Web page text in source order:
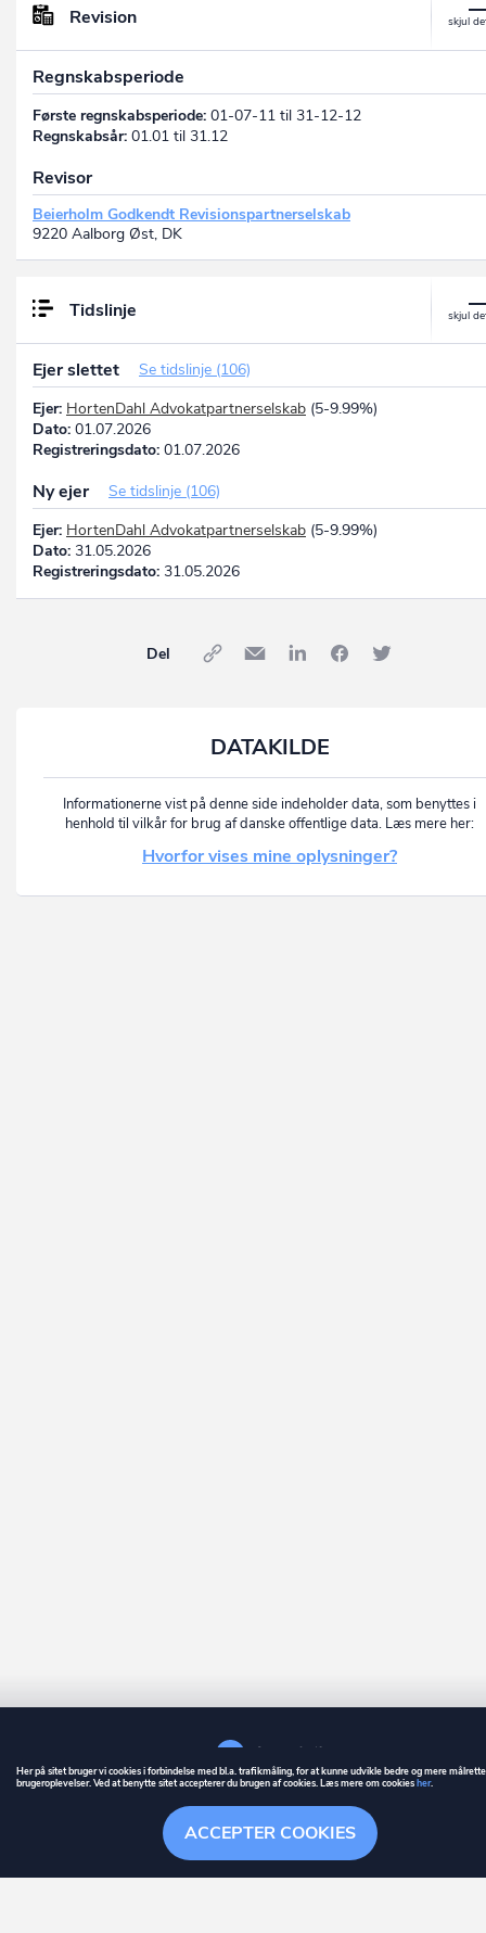
Søgehistorik Menu
Revision
Regnskabsperiode
Første regnskabsperiode: 01-07-11 til 31-12-12
Regnskabsår: 01.01 til 31.12
Revisor
Beierholm Godkendt Revisionspartnerselskab
9220 Aalborg Øst, DK
Tidslinje
Ejer slettet
Se tidslinje (106)
Ejer: HortenDahl Advokatpartnerselskab (5-9.99%)
Dato: 01.07.2026
Registreringsdato: 01.07.2026
Ny ejer
Se tidslinje (106)
Ejer: HortenDahl Advokatpartnerselskab (5-9.99%)
Dato: 31.05.2026
Registreringsdato: 31.05.2026
Del
DATAKILDE
Informationerne vist på denne side indeholder data, som benyttes i
henhold til vilkår for brug af danske offentlige data. Læs mere her:
Hvorfor vises mine oplysninger?
GUIDE BETINGELSER
er et registreret varemærke tilhørende ownr ApS – CVR nr.: 36 40 88
Stationsparken 26. 2., 2600 Glostrup, info@ownr.dk
ACCEPTER COOKIES
Her på sitet bruger vi cookies i forbindelse med bl.a. trafikmåling, for at kunne udvikle bedre og mere
brugeroplevelser. Ved at benytte sitet accepterer du brugen af cookies. Læs mere om cookiesher.